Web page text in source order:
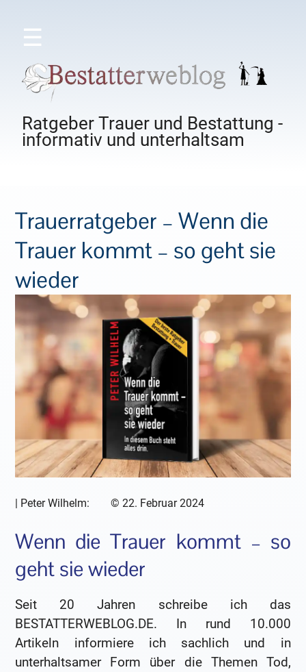
☰
Ratgeber Trauer und Bestattung -
informativ und unterhaltsam
Trauerratgeber – Wenn die
Trauer kommt – so geht sie
wieder
| Peter Wilhelm: © 22. Februar 2024
Wenn die Trauer kommt – so
geht sie wieder
Seit 20 Jahren schreibe ich das
BESTATTERWEBLOG.DE. In rund 10.000
Artikeln informiere ich sachlich und in
unterhaltsamer Form über die Themen Tod,